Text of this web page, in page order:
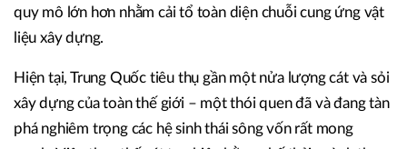
quy mô lớn hơn nhằm cải tổ toàn diện chuỗi cung ứng vật
liệu xây dựng.
Hiện tại, Trung Quốc tiêu thụ gần một nửa lượng cát và sỏi
xây dựng của toàn thế giới – một thói quen đã và đang tàn
phá nghiêm trọng các hệ sinh thái sông vốn rất mong